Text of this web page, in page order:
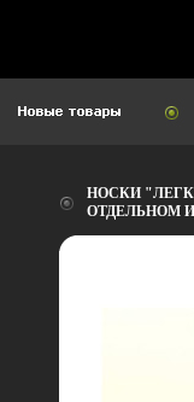
НОСКИ
ОТДЕЛЬНОМ